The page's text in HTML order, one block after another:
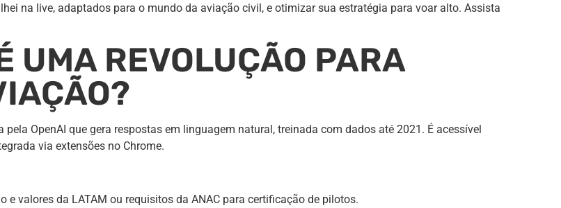
na live, adaptados para o mundo da aviação civil, e otimizar sua estratégia para voar alto. Assista
UMA REVOLUÇÃO PARA
OpenAI que gera respostas em linguagem natural, treinada com dados até 2021. É acessível
via extensões no Chrome.
valores da LATAM ou requisitos da ANAC para certificação de pilotos.